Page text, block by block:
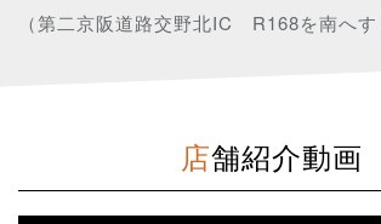
（第二京阪道路交野北IC R168を南へす
店舗紹介動画